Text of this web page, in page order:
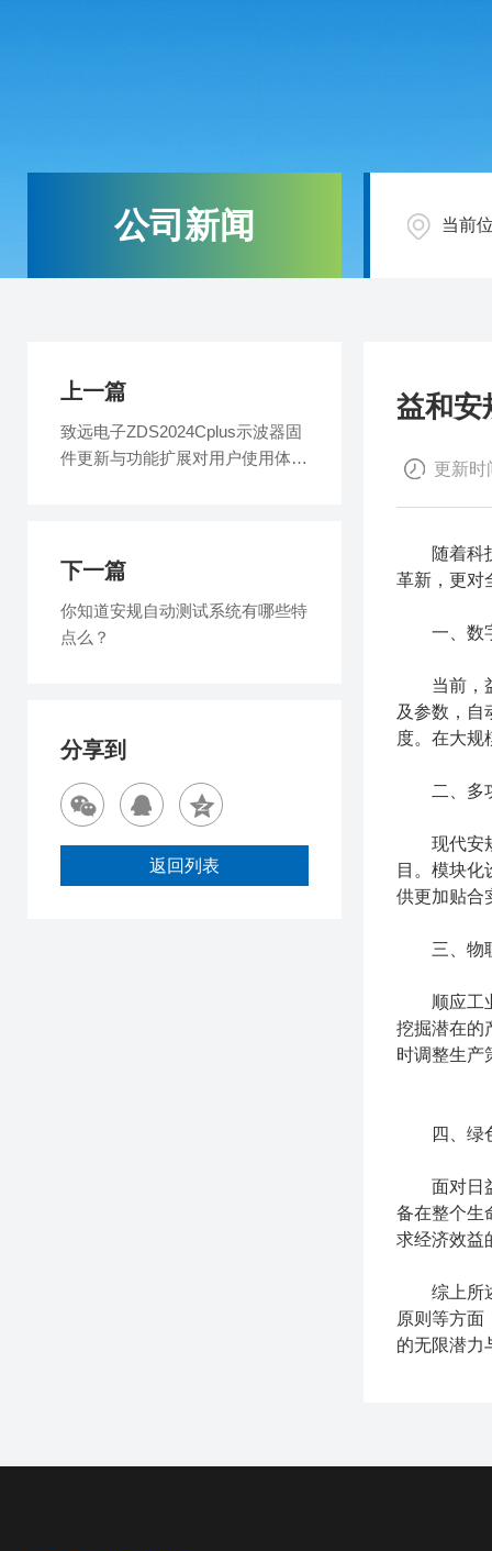
公司新闻 当前
益和安
更新时
随着科技
革新，更对
一、数字
当前，益
及参数，自
度。在大规
二、多功
现代安规
目。模块
供更加贴合
三、物联
顺应工业
挖掘潜在的
时调整生产
四、绿
面对日益
备在整个生
求经济效益
综上所
原则等方面
的无限潜力
上一篇
致远电子ZDS2024Cplus示波器固
件更新与功能扩展对用户使用体验
下一篇
你知道安规自动测试系统有哪些特
点么？
分享到
返回列表